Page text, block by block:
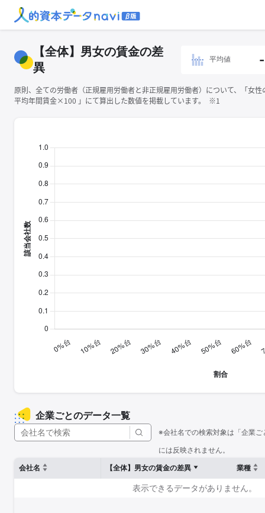
【全体】男女の賃金の差
異
平均値
原則、全ての労働者（正規雇用労働者と非正規雇用労働者）について、「女
平均年間賃金×100 」にて算出した数値を掲載しています。 ※1
企業ごとのデータ一覧
※会社名での検索対象は「企業
には反映されません。
会社名
【全体】男女の賃金の差異 業種
表示できるデータがありません。